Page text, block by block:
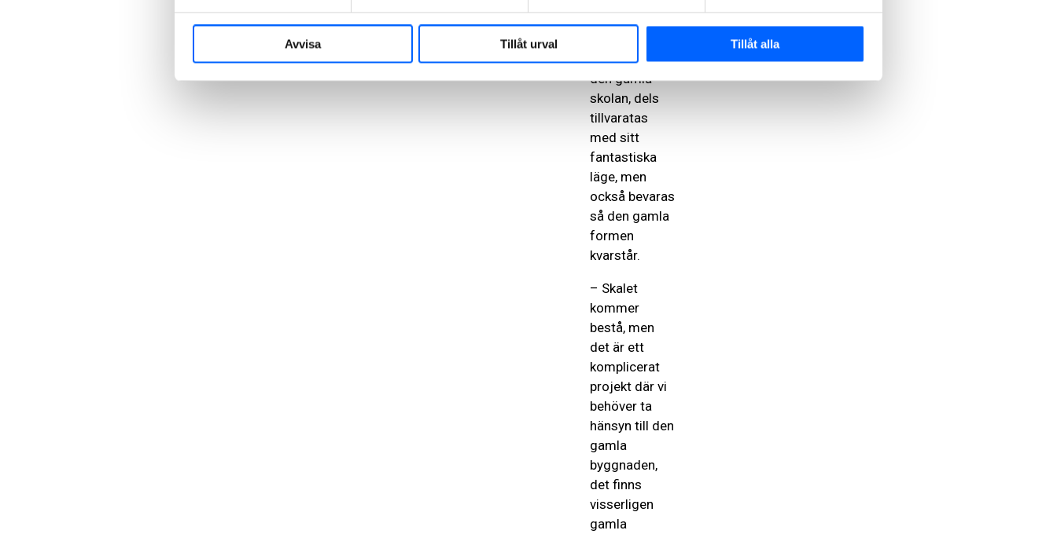
Avvisa Tillåt urval Tillåt alla
Örnsköldsvik.
Nu kommer
den gamla
skolan, dels
tillvaratas
med sitt
fantastiska
läge, men
också bevaras
så den gamla
formen
kvarstår.
– Skalet
kommer
bestå, men
det är ett
komplicerat
projekt där vi
behöver ta
hänsyn till den
gamla
byggnaden,
det finns
visserligen
gamla